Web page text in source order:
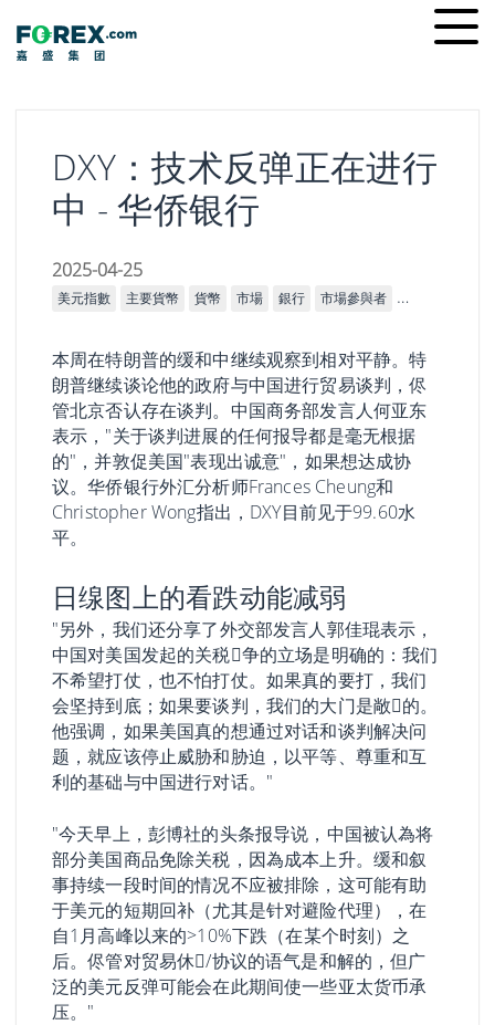
content
DXY：技术反弹正在进行
中 - 华侨银行
2025-04-25
美元指數 主要貨幣 貨幣 市場 銀行 市場參與者 技術分析
本周在特朗普的缓和中继续观察到相对平静。特
朗普继续谈论他的政府与中国进行贸易谈判，侭
管北京否认存在谈判。中国商务部发言人何亚东
表示，"关于谈判进展的任何报导都是毫无根据
的"，并敦促美国"表现出诚意"，如果想达成协
议。华侨银行外汇分析师Frances Cheung和
Christopher Wong指出，DXY目前见于99.60水
平。
日缐图上的看跌动能减弱
"另外，我们还分享了外交部发言人郭佳琨表示，
中国对美国发起的关税𢧐争的立场是明确的：我们
不希望打仗，也不怕打仗。如果真的要打，我们
会坚持到底；如果要谈判，我们的大门是敞𫔭的。
他强调，如果美国真的想通过对话和谈判解决问
题，就应该停止威胁和胁迫，以平等、尊重和互
利的基础与中国进行对话。"
"今天早上，彭博社的头条报导说，中国被认為将
部分美国商品免除关税，因為成本上升。缓和叙
事持续一段时间的情况不应被排除，这可能有助
于美元的短期回补（尤其是针对避险代理），在
自1月高峰以来的>10%下跌（在某个时刻）之
后。侭管对贸易休𢧐/协议的语气是和解的，但广
泛的美元反弹可能会在此期间使一些亚太货币承
压。"